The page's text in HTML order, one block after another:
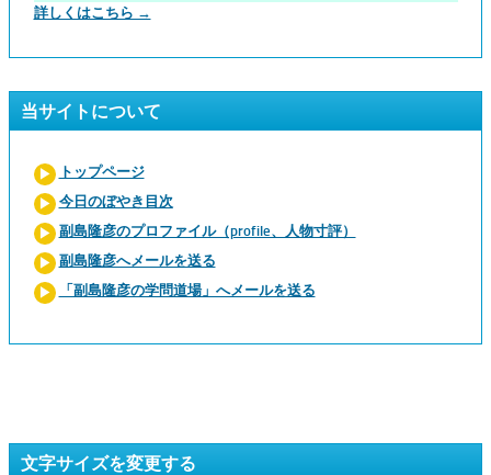
詳しくはこちら →
当サイトについて
トップページ
今日のぼやき目次
副島隆彦のプロファイル（profile、人物寸評）
副島隆彦へメールを送る
「副島隆彦の学問道場」へメールを送る
文字サイズを変更する